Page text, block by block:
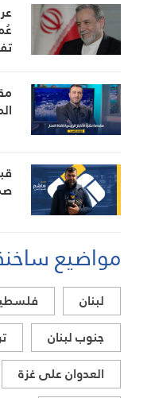
مواضيع
لبنان
جنوب لبنان
العدوان على غزة